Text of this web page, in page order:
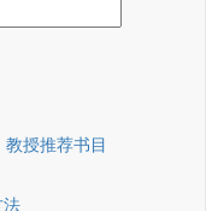
教授推荐书目